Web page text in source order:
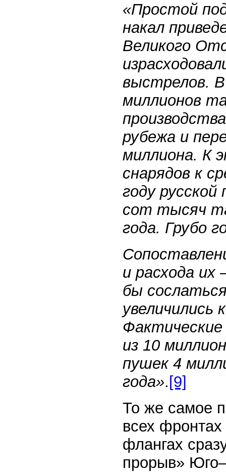
«Простой
накал
Великого
выстрелов.
миллионов
рубежа и
миллиона. К
снарядов к
году
сот тысяч
года. Грубо
и расхода
бы
увеличились
из 10
пушек 4
года». [9]
То же самое
всех
флангах
прорыв»